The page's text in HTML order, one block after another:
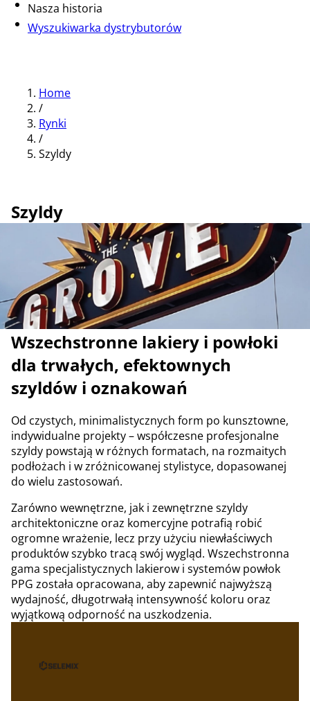
Nasza historia
Wyszukiwarka dystrybutorów
Home
/
Rynki
/
Szyldy
Szyldy
Wszechstronne lakiery i powłoki
dla trwałych, efektownych
szyldów i oznakowań
Od czystych, minimalistycznych form po kunsztowne,
indywidualne projekty – współczesne profesjonalne
szyldy powstają w różnych formatach, na rozmaitych
podłożach i w zróżnicowanej stylistyce, dopasowanej
do wielu zastosowań.
Zarówno wewnętrzne, jak i zewnętrzne szyldy
architektoniczne oraz komercyjne potrafią robić
ogromne wrażenie, lecz przy użyciu niewłaściwych
produktów szybko tracą swój wygląd. Wszechstronna
gama specjalistycznych lakierow i systemów powłok
PPG została opracowana, aby zapewnić najwyższą
wydajność, długotrwałą intensywność koloru oraz
wyjątkową odporność na uszkodzenia.